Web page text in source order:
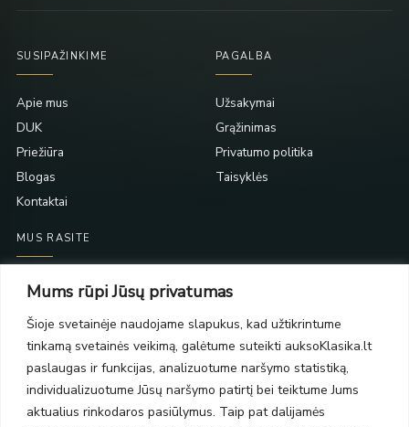
Mums rūpi Jūsų privatumas
Šioje svetainėje naudojame slapukus, kad užtikrintume
tinkamą svetainės veikimą, galėtume suteikti auksoKlasika.lt
paslaugas ir funkcijas, analizuotume naršymo statistiką,
individualizuotume Jūsų naršymo patirtį bei teiktume Jums
aktualius rinkodaros pasiūlymus. Taip pat dalijamės
SUSIPAŽINKIME
Apie mus
DUK
Priežiūra
Blogas
Kontaktai
PAGALBA
Užsakymai
Grąžinimas
Privatumo politika
Taisyklės
MUS RASITE
Taikos pr. 139
PC Molas, Klaipėda
Taikos pr. 141
PC BIG 2, Klaipėda
Šilutės pl. 35
PC Banginis, Klaipėda
NAUJIENLAIŠKIS